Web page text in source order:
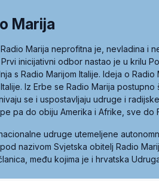
Marija
Marija neprofitna je, nevladina i
inicijativni odbor nastao je u krilu
s Radio Marijom Italije. Ideja o
Iz Erbe se Radio Marija
se i uspostavljaju udruge i
pa do obiju Amerika i Afrike, sve do
udruge utemeljene
nazivom Svjetska obitelj Radio
među kojima je i hrvatska